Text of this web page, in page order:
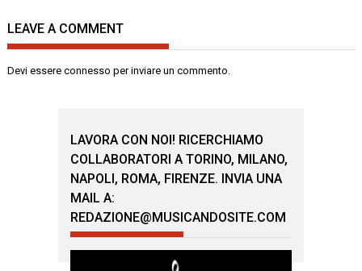
LEAVE A COMMENT
Devi essereconnesso per inviare un commento.
LAVORA CON NOI! RICERCHIAMO
COLLABORATORI A TORINO, MILANO,
NAPOLI, ROMA, FIRENZE. INVIA UNA
MAIL A:
REDAZIONE@MUSICANDOSITE.COM